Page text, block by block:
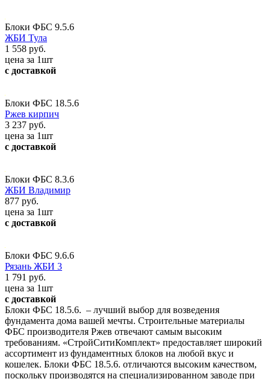
Блоки ФБС 9.5.6
ЖБИ Тула
1 558 руб.
цена за 1шт
с доставкой
Блоки ФБС 18.5.6
Ржев кирпич
3 237 руб.
цена за 1шт
с доставкой
Блоки ФБС 8.3.6
ЖБИ Владимир
877 руб.
цена за 1шт
с доставкой
Блоки ФБС 9.6.6
Рязань ЖБИ 3
1 791 руб.
цена за 1шт
с доставкой
Блоки ФБС 18.5.6. – лучший выбор для возведения
фундамента дома вашей мечты. Строительные материалы
ФБС производителя Ржев отвечают самым высоким
требованиям. «СтройСитиКомплект» предоставляет широкий
ассортимент из фундаментных блоков на любой вкус и
кошелек. Блоки ФБС 18.5.6. отличаются высоким качеством,
поскольку производятся на специализированном заводе при